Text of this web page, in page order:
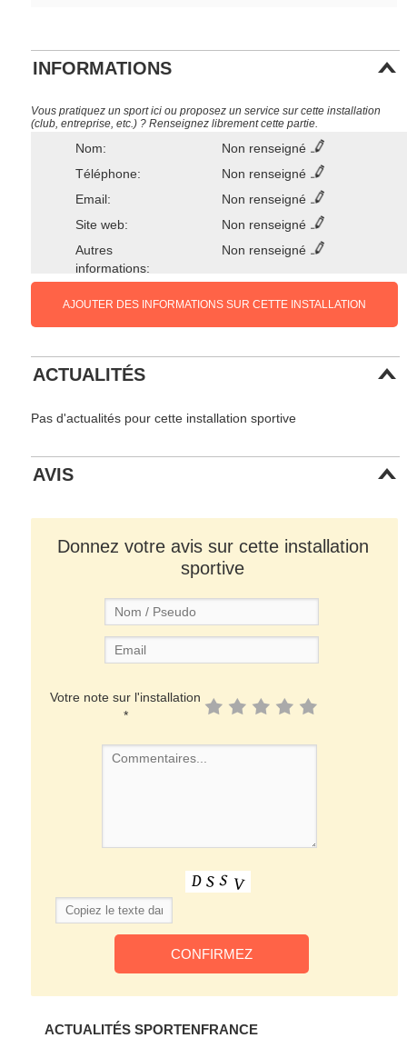
INFORMATIONS
Vous pratiquez un sport ici ou proposez un service sur cette installation
(club, entreprise, etc.) ? Renseignez librement cette partie.
Nom:
Non renseigné
Téléphone:
Non renseigné
Email:
Non renseigné
Site web:
Non renseigné
Autres
informations:
Non renseigné
AJOUTER DES INFORMATIONS SUR CETTE INSTALLATION
ACTUALITÉS
Pas d'actualités pour cette installation sportive
AVIS
Donnez votre avis sur cette installation
sportive
Votre note sur l'installation
*
ACTUALITÉS SPORTENFRANCE